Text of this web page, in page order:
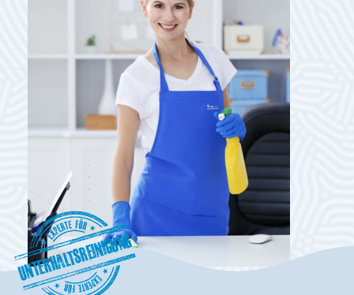
Unterhaltsreinigung